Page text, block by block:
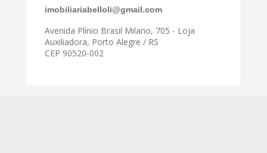
imobiliariabelloli@gmail.com
Avenida Plínio Brasil Milano, 705 - Loja
Auxiliadora, Porto Alegre / RS
CEP 90520-002